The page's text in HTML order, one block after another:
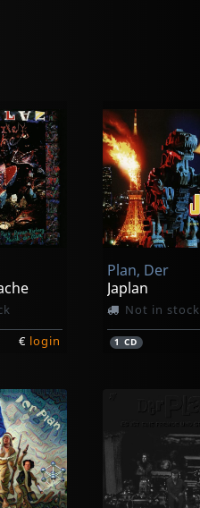
€ login
Plan, Der
Japlan
Not in stock
1CD